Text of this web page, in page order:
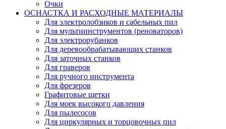
Очки
ОСНАСТКА И РАСХОДНЫЕ МАТЕРИАЛЫ
Для электролобзиков и сабельных пил
Для мультиинструментов (реноваторов)
Для электрорубанков
Для деревообрабатывающих станков
Для заточных станков
Для граверов
Для ручного инструмента
Для фрезеров
Графитовые щетки
Для моек высокого давления
Для пылесосов
Для циркулярных и торцовочных пил